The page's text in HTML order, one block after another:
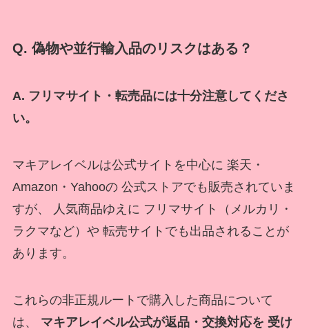
Q. 偽物や並行輸入品のリスクはある？
A. フリマサイト・転売品には十分注意してくださ
い。
マキアレイベルは公式サイトを中心に 楽天・
Amazon・Yahooの 公式ストアでも販売されていま
すが、 人気商品ゆえに フリマサイト（メルカリ・
ラクマなど）や 転売サイトでも出品されることが
あります。
これらの非正規ルートで購入した商品について
は、 マキアレイベル公式が返品・交換対応を 受け